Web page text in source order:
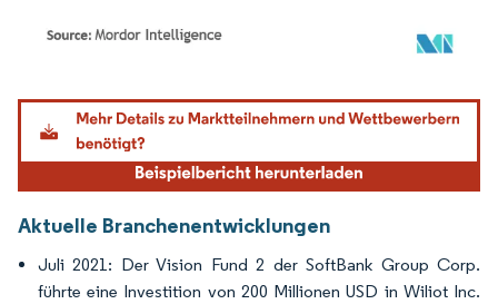
Bild © Mordor Intelligence. Wiederverwendung erfordert Namensnennung gemäß
Aktuelle Branchenentwicklungen
Juli 2021: Der Vision Fund 2 der SoftBank Group Corp.
führte eine Investition von 200 Millionen USD in Wiliot Inc.